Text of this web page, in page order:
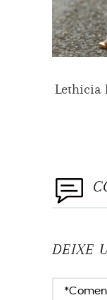
Lethicia
DEIXE